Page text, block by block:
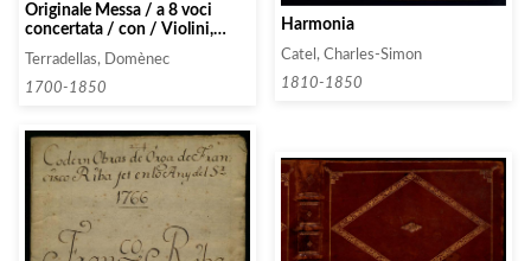
Originale Messa / a 8 voci
concertata / con / Violini,
Oboe, Corni, e Trombe / Del /
Sigre Domenico Terradellas
Terradellas, Domènec
1700-1850
Harmonia
Catel, Charles-Simon
1810-1850